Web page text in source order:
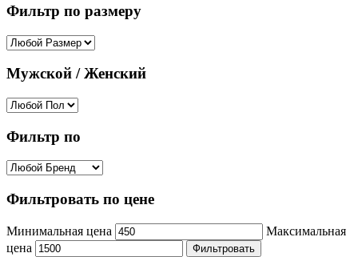
Фильтр по размеру
Мужской / Женский
Фильтр по
Фильтровать по цене
Минимальная цена
Максимальная
цена
Фильтровать